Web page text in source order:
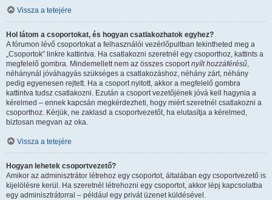
Vissza a tetejére
Hol látom a csoportokat, és hogyan csatlakozhatok egyhez?
A fórumon lévő csoportokat a felhasználói vezérlőpultban tekintheted meg a
„Csoportok” linkre kattintva. Ha csatlakozni szeretnél egy csoporthoz, kattints a
megfelelő gombra. Mindemellett nem az összes csoportnyílt hozzáférésű,
néhánynál jóváhagyás szükséges a csatlakozáshoz, néhány zárt, néhány
pedig egyenesen rejtett. Ha a csoport nyitott, akkor a megfelelő gombra
kattintva tudsz csatlakozni. Ezután a csoport vezetőjének jóvá kell hagynia a
kérelmed – ennek kapcsán megkérdezheti, hogy miért szeretnél csatlakozni a
csoporthoz. Kérjük, ne zaklasd a csoportvezetőt, ha elutasítja a kérelmed,
biztosan megvan az oka.
Vissza a tetejére
Hogyan lehetek csoportvezető?
Amikor az adminisztrátor létrehoz egy csoportot, általában egy csoportvezető is
kijelölésre kerül. Ha szeretnél létrehozni egy csoportot, akkor lépj kapcsolatba
egy adminisztrátorral – például egy privát üzenet küldésével.